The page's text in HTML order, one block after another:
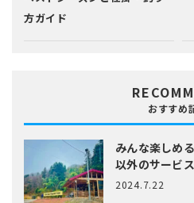
方ガイド
おすすめ
みんな楽しめ
以外のサービ
2024.7.22